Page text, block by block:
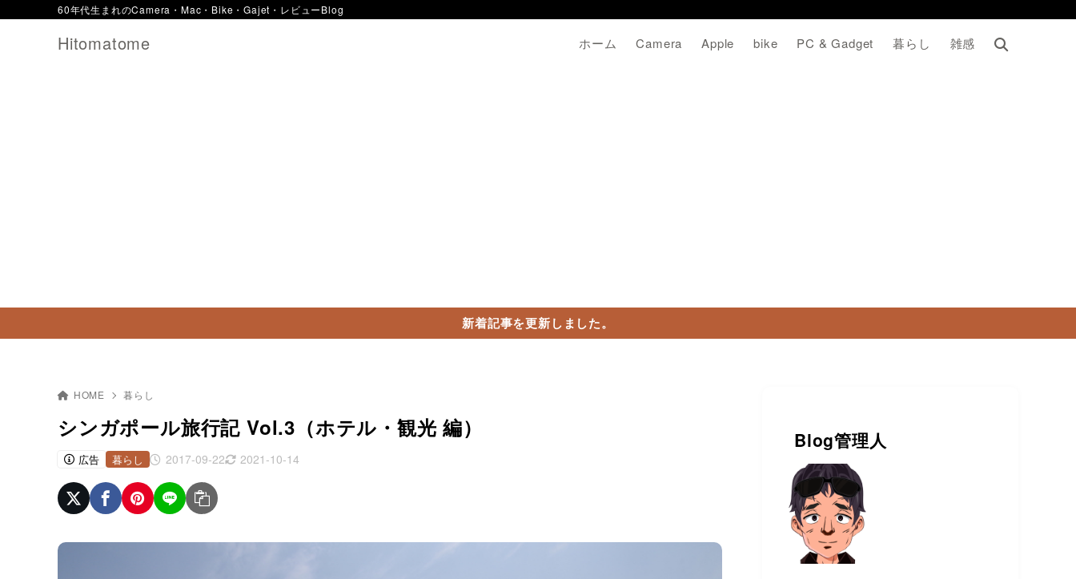
Hitomatome
60年代生まれのCamera・Mac・Bike・Gajet・レビューBlog
ホーム Camera Apple bike PC & Gadget 暮らし 雑感
新着記事を更新しました。
HOME 暮らし
シンガポール旅行記 Vol.3（ホテル・観光 編）
広告 2017-09-22 2021-10-14
暮らし
Blog管理人